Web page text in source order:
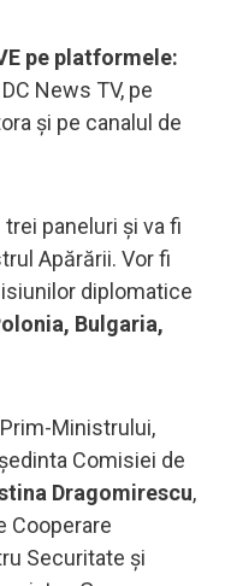
pe platformele:
News TV, pe
și pe canalul de
paneluri și va fi
Apărării. Vor fi
diplomatice
Bulgaria,
Ministrului,
Comisiei de
Dragomirescu,
Cooperare
Securitate şi